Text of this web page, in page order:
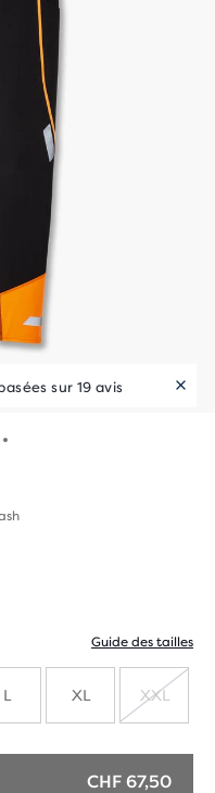
sur 19 avis
Guide des tailles
L XL XXL
CHF 67,50